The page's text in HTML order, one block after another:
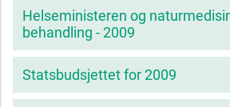
Helseministeren og
behandling - 2009
Statsbudsjettet for 2009